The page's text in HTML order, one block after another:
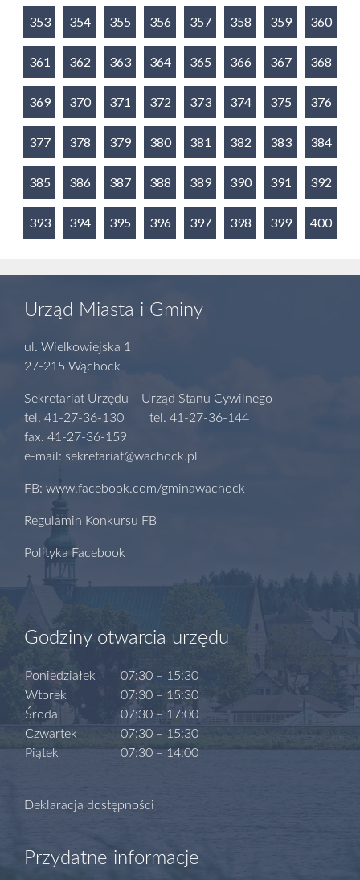
353 354 355 356 357 358 359 360
361 362 363 364 365 366 367 368
369 370 371 372 373 374 375 376
377 378 379 380 381 382 383 384
385 386 387 388 389 390 391 392
393 394 395 396 397 398 399 400
Urząd Miasta i Gminy
ul. Wielkowiejska 1
27-215 Wąchock
Sekretariat Urzędu Urząd Stanu Cywilnego
tel. 41-27-36-130 tel. 41-27-36-144
fax. 41-27-36-159
e-mail: sekretariat@wachock.pl
FB: www.facebook.com/gminawachock
Regulamin Konkursu FB
Polityka Facebook
Godziny otwarcia urzędu
Poniedziałek
Wtorek
Środa
Czwartek
Piątek
07:30 – 15:30
07:30 – 15:30
07:30 – 17:00
07:30 – 15:30
07:30 – 14:00
Deklaracja dostępności
Przydatne informacje